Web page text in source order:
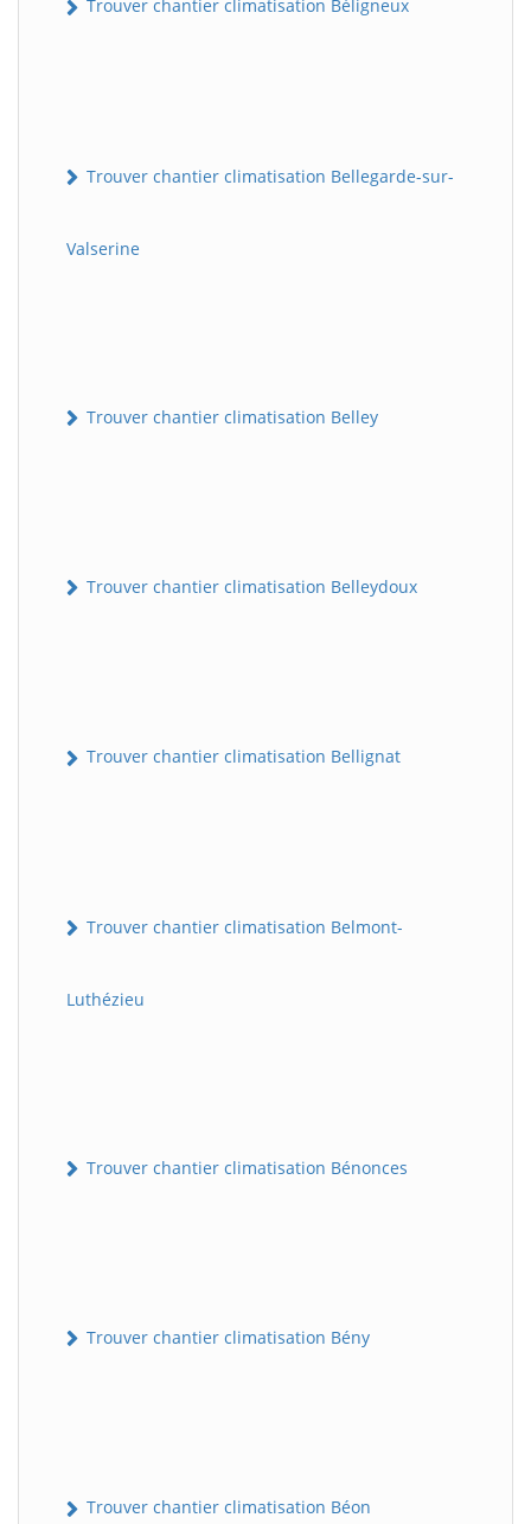
Trouver chantier climatisation Béligneux
Trouver chantier climatisation Bellegarde-sur-
Valserine
Trouver chantier climatisation Belley
Trouver chantier climatisation Belleydoux
Trouver chantier climatisation Bellignat
Trouver chantier climatisation Belmont-
Luthézieu
Trouver chantier climatisation Bénonces
Trouver chantier climatisation Bény
Trouver chantier climatisation Béon